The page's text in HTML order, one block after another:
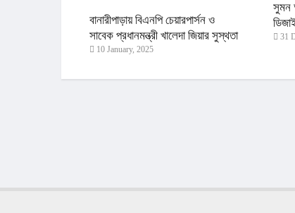
বানারীপাড়ায় বিএনপি চেয়ারপার্সন ও
সাবেক প্রধানমন্ত্রী খালেদা জিয়ার সুস্থতা
ও দীর্ঘায়ু কামনায় দোয়া-মিলাদ অনুষ্ঠিত
10 January, 2025
সুমন
31